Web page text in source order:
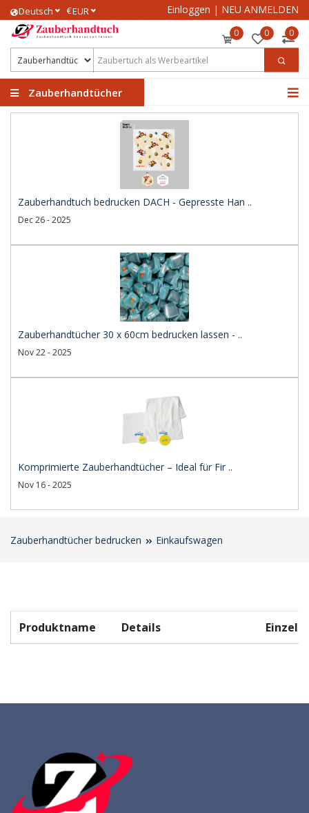
Deutsch €EUR Einloggen | NEU ANMELDEN
0 0 0
Zauberhandtücher
Zauberhandtuch bedrucken DACH - Gepresste Han ..
Dec 26 - 2025
Zauberhandtücher 30 x 60cm bedrucken lassen - ..
Nov 22 - 2025
Komprimierte Zauberhandtücher – Ideal für Fir ..
Nov 16 - 2025
Zauberhandtücher bedrucken Einkaufswagen
Produktname Details